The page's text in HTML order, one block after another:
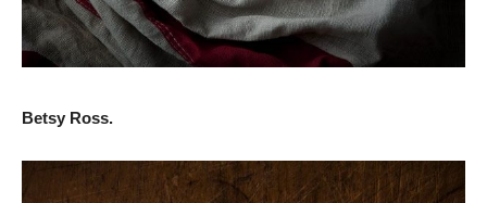
Betsy Ross.